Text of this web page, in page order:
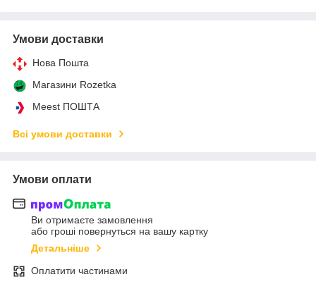
Умови доставки
Нова Пошта
Магазини Rozetka
Meest ПОШТА
Всі умови доставки
Умови оплати
Ви отримаєте замовлення
або гроші повернуться на вашу картку
Детальніше
Оплатити частинами